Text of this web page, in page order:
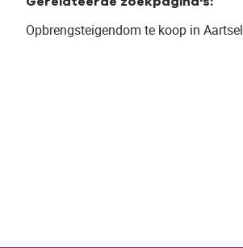
Opbrengsteigendom te koop in